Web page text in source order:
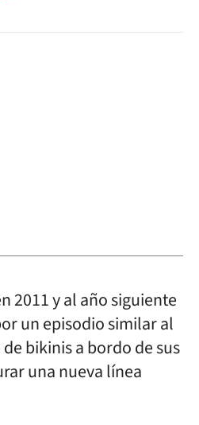
2011 y al año siguiente
un episodio similar al
bikinis a bordo de sus
una nueva línea